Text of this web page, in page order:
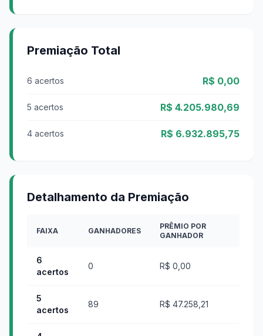
Premiação Total
6 acertos R$ 0,00
5 acertos R$ 4.205.980,69
4 acertos R$ 6.932.895,75
Detalhamento da Premiação
FAIXA GANHADORES
PRÊMIO POR
GANHADOR
6
acertos
0 R$ 0,00
5
acertos
89 R$ 47.258,21